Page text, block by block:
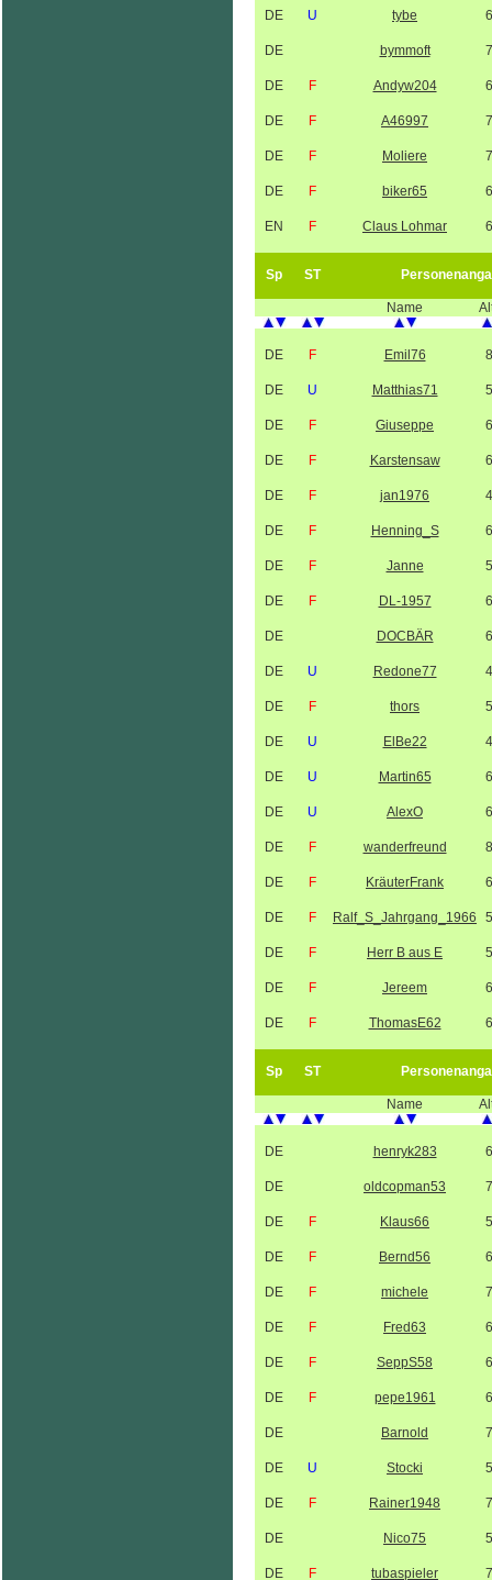
DE U tybe
DE bymmoft
DE F Andyw204
DE F A46997
DE F Moliere
DE F biker65
EN F Claus Lohmar
Sp ST
Name
DE F Emil76
DE U Matthias71
DE F Giuseppe
DE F Karstensaw
DE F jan1976
DE F Henning_S
DE F Janne
DE F DL-1957
DE DOCBÄR
DE U Redone77
DE F thors
DE U ElBe22
DE U Martin65
DE U AlexO
DE F wanderfreund
DE F KräuterFrank
DE F Ralf_S_Jahrgang_1966
DE F Herr B aus E
DE F Jereem
DE F ThomasE62
Sp ST
Name
DE henryk283
DE oldcopman53
DE F Klaus66
DE F Bernd56
DE F michele
DE F Fred63
DE F SeppS58
DE F pepe1961
DE Barnold
DE U Stocki
DE F Rainer1948
DE Nico75
DE F tubaspieler